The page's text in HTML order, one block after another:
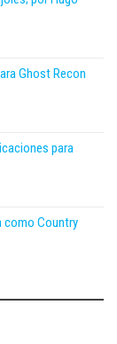
Ghost Recon
para
como Country